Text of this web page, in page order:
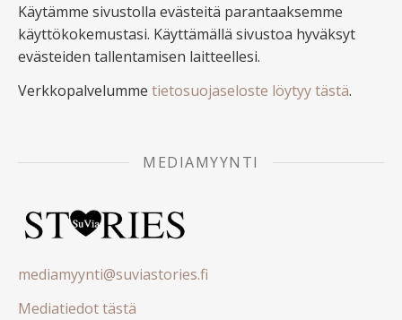
Käytämme sivustolla evästeitä parantaaksemme
käyttökokemustasi. Käyttämällä sivustoa hyväksyt
evästeiden tallentamisen laitteellesi.
Verkkopalvelumme tietosuojaseloste löytyy tästä.
MEDIAMYYNTI
mediamyynti@suviastories.fi
Mediatiedot tästä